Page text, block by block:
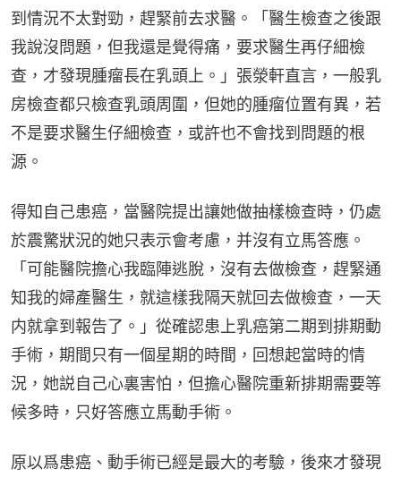
到情況不太對勁，趕緊前去求醫。「醫生檢查之後跟
我說沒問題，但我還是覺得痛，要求醫生再仔細檢
查，才發現腫瘤長在乳頭上。」張滎軒直言，一般乳
房檢查都只檢查乳頭周圍，但她的腫瘤位置有異，若
不是要求醫生仔細檢查，或許也不會找到問題的根
源。
得知自己患癌，當醫院提出讓她做抽樣檢查時，仍處
於震驚狀況的她只表示會考慮，并沒有立馬答應。
「可能醫院擔心我臨陣逃脫，沒有去做檢查，趕緊通
知我的婦產醫生，就這樣我隔天就回去做檢查，一天
内就拿到報告了。」從確認患上乳癌第二期到排期動
手術，期間只有一個星期的時間，回想起當時的情
況，她説自己心裏害怕，但擔心醫院重新排期需要等
候多時，只好答應立馬動手術。
原以爲患癌、動手術已經是最大的考驗，後來才發現